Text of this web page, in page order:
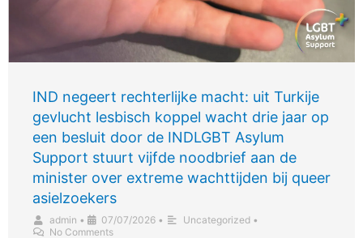
IND negeert rechterlijke macht: uit Turkije
gevlucht lesbisch koppel wacht drie jaar op
een besluit door de INDLGBT Asylum
Support stuurt vijfde noodbrief aan de
minister over extreme wachttijden bij queer
asielzoekers
admin • 07/07/2026 • Uncategorized •
No Comments